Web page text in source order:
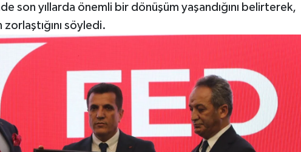
son yıllarda önemli bir dönüşüm yaşandığını belirterek,
söyledi.